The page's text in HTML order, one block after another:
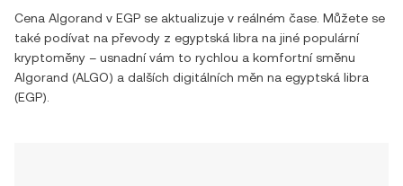
Cena Algorand v EGP se aktualizuje v reálném čase. Můžete se
také podívat na převody z egyptská libra na jiné populární
kryptoměny – usnadní vám to rychlou a komfortní směnu
Algorand (ALGO) a dalších digitálních měn na egyptská libra
(EGP).